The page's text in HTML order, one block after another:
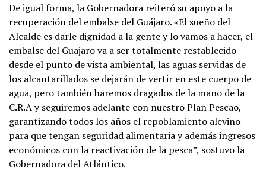
De igual forma, la Gobernadora reiteró su apoyo a la
recuperación del embalse del Guájaro. «El sueño del
Alcalde es darle dignidad a la gente y lo vamos a hacer, el
embalse del Guajaro va a ser totalmente restablecido
desde el punto de vista ambiental, las aguas servidas de
los alcantarillados se dejarán de vertir en este cuerpo de
agua, pero también haremos dragados de la mano de la
C.R.A y seguiremos adelante con nuestro Plan Pescao,
garantizando todos los años el repoblamiento alevino
para que tengan seguridad alimentaria y además ingresos
económicos con la reactivación de la pesca”, sostuvo la
Gobernadora del Atlántico.